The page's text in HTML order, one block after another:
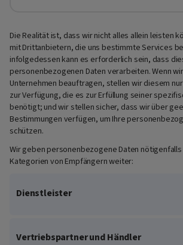
Die Realität ist, dass wir nicht alles allein leisten
mit Drittanbietern, die uns bestimmte Services
infolgedessen kann es erforderlich sein, dass
personenbezogenen Daten verarbeiten. Wenn
Unternehmen beauftragen, stellen wir diesem
zur Verfügung, die es zur Erfüllung seiner
benötigt; und wir stellen sicher, dass wir über
Bestimmungen verfügen, um Ihre
schützen.
Wir geben personenbezogene Daten
Kategorien von Empfängern weiter:
Dienstleister
Vertriebspartner und Händler